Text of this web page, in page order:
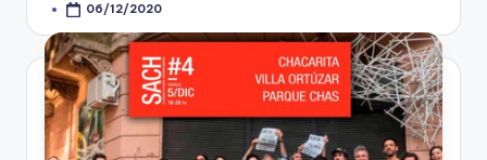
Posted06/12/2020